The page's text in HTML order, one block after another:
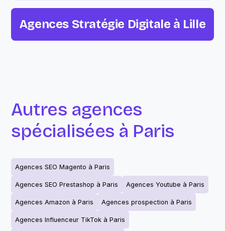
Agences Stratégie Digitale à Lille
Autres agences
spécialisées à Paris
Agences SEO Magento à Paris
Agences SEO Prestashop à Paris Agences Youtube à Paris
Agences Amazon à Paris Agences prospection à Paris
Agences Influenceur TikTok à Paris